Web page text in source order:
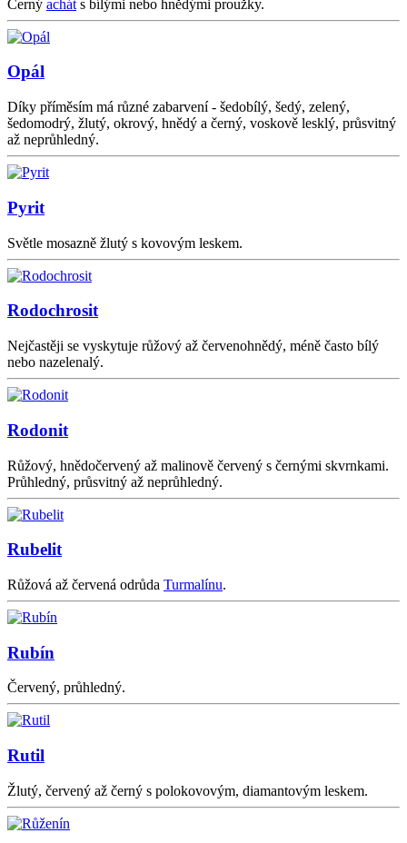
Černý achát s bílými nebo hnědými proužky.
Opál
Díky příměsím má různé zabarvení - šedobílý, šedý, zelený,
šedomodrý, žlutý, okrový, hnědý a černý, voskově lesklý, průsvitný
až neprůhledný.
Pyrit
Světle mosazně žlutý s kovovým leskem.
Rodochrosit
Nejčastěji se vyskytuje růžový až červenohnědý, méně často bílý
nebo nazelenalý.
Rodonit
Růžový, hnědočervený až malinově červený s černými skvrnkami.
Průhledný, průsvitný až neprůhledný.
Rubelit
Růžová až červená odrůda Turmalínu.
Rubín
Červený, průhledný.
Rutil
Žlutý, červený až černý s polokovovým, diamantovým leskem.